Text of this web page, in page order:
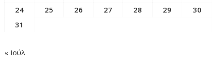
24
25 26 27 28 29
30
31
« Ιούλ